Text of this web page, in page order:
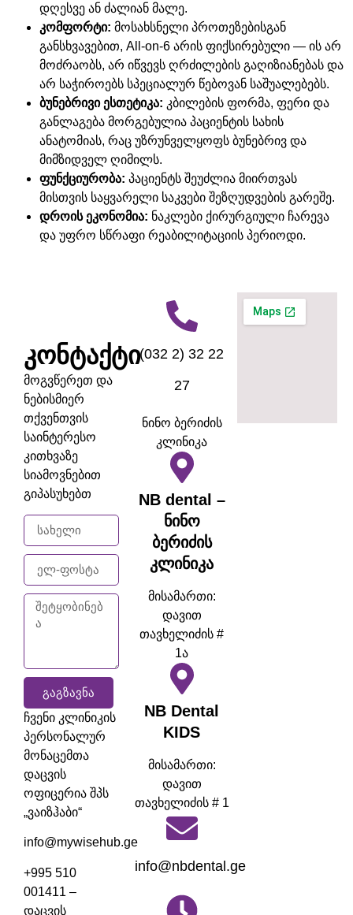
დღესვე ან ძალიან მალე.
კომფორტი: მოსახსნელი პროთეზებისგან
განსხვავებით, All-on-6 არის ფიქსირებული — ის არ
მოძრაობს, არ იწვევს ღრძილების გაღიზიანებას და
არ საჭიროებს სპეციალურ წებოვან საშუალებებს.
ბუნებრივი ესთეტიკა: კბილების ფორმა, ფერი და
განლაგება მორგებულია პაციენტის სახის
ანატომიას, რაც უზრუნველყოფს ბუნებრივ და
მიმზიდველ ღიმილს.
ფუნქციურობა: პაციენტს შეუძლია მიირთვას
მისთვის საყვარელი საკვები შეზღუდვების გარეშე.
დროის ეკონომია: ნაკლები ქირურგიული ჩარევა
და უფრო სწრაფი რეაბილიტაციის პერიოდი.
კონტაქტი
მოგვწერეთ და
ნებისმიერ
თქვენთვის
საინტერესო
კითხვაზე
სიამოვნებით
გიპასუხებთ
ᲒᲐᲒᲖᲐᲕᲜᲐ
ჩვენი კლინიკის
პერსონალურ
მონაცემთა
დაცვის
ოფიცერია შპს
„ვაიზჰაბი“
info@mywisehub.ge
+995 510
001411 –
დაცვის
(032 2) 32 22
27
ნინო ბერიძის
კლინიკა
NB dental –
ნინო
ბერიძის
კლინიკა
მისამართი:
დავით
თავხელიძის #
1ა
NB Dental
KIDS
მისამართი:
დავით
თავხელიძის # 1
info@nbdental.ge